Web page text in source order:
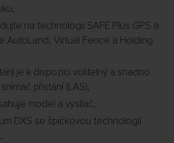
na technologii SAFE Plus GPS a
AutoLand, Virtual Fence a Holding
je k dispozici volitelný a snadno
přistání (LAS),
model a vysílač,
DXS se špičkovou technologií